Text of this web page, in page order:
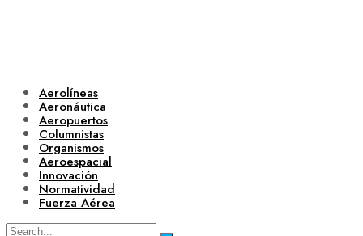
Aerolíneas
Aeronáutica
Aeropuertos
Columnistas
Organismos
Aeroespacial
Innovación
Normatividad
Fuerza Aérea